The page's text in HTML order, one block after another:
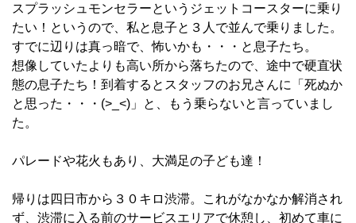
スプラッシュモンセラーというジェットコースターに乗り
たい！というので、私と息子と３人で並んで乗りました。
すでに辺りは真っ暗で、怖いかも・・・と息子たち。
想像していたよりも高い所から落ちたので、途中で硬直状
態の息子たち！到着するとスタッフのお兄さんに「死ぬか
と思った・・・(>_<)」と、もう乗らないと言っていまし
た。
パレードや花火もあり、大満足の子ども達！
帰りは四日市から３０キロ渋滞。これがなかなか解消され
ず、渋滞に入る前のサービスエリアで休憩し、初めて車に